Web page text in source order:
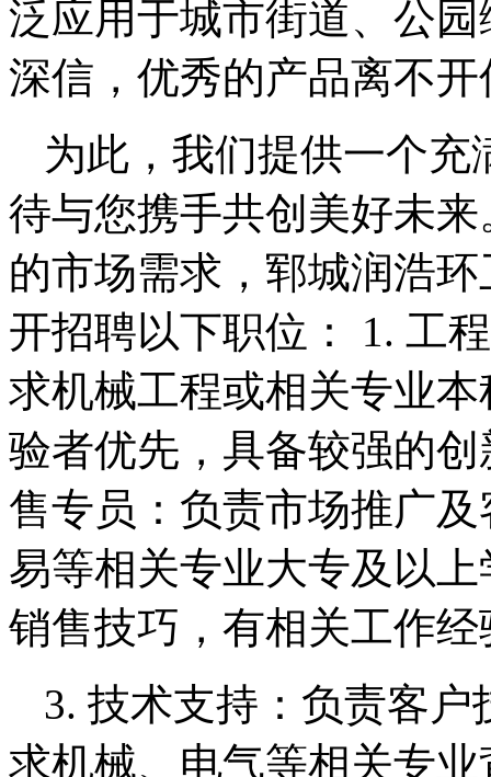
泛应用于城市街道、公
深信，优秀的产品离不
为此，我们提供一个
待与您携手共创美好未
的市场需求，郓城润浩
开招聘以下职位： 1. 工
求机械工程或相关专业
验者优先，具备较强的
售专员：负责市场推广
易等相关专业大专及以
销售技巧，有相关工作
3. 技术支持：负责客
求机械、电气等相关专